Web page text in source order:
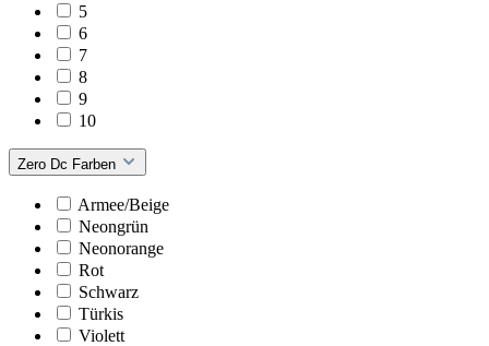
5
6
7
8
9
10
Zero Dc Farben
Armee/Beige
Neongrün
Neonorange
Rot
Schwarz
Türkis
Violett